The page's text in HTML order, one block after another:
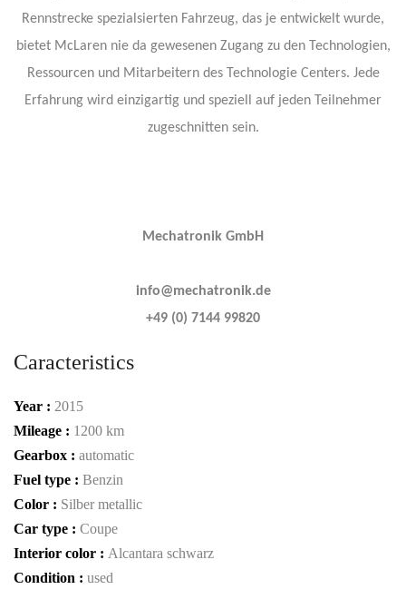
Rennstrecke spezialsierten Fahrzeug, das je entwickelt wurde,
bietet McLaren nie da gewesenen Zugang zu den Technologien,
Ressourcen und Mitarbeitern des Technologie Centers. Jede
Erfahrung wird einzigartig und speziell auf jeden Teilnehmer
zugeschnitten sein.
Mechatronik GmbH
info@mechatronik.de
+49 (0) 7144 99820
Caracteristics
Year : 2015
Mileage : 1200 km
Gearbox : automatic
Fuel type : Benzin
Color : Silber metallic
Car type : Coupe
Interior color : Alcantara schwarz
Condition : used